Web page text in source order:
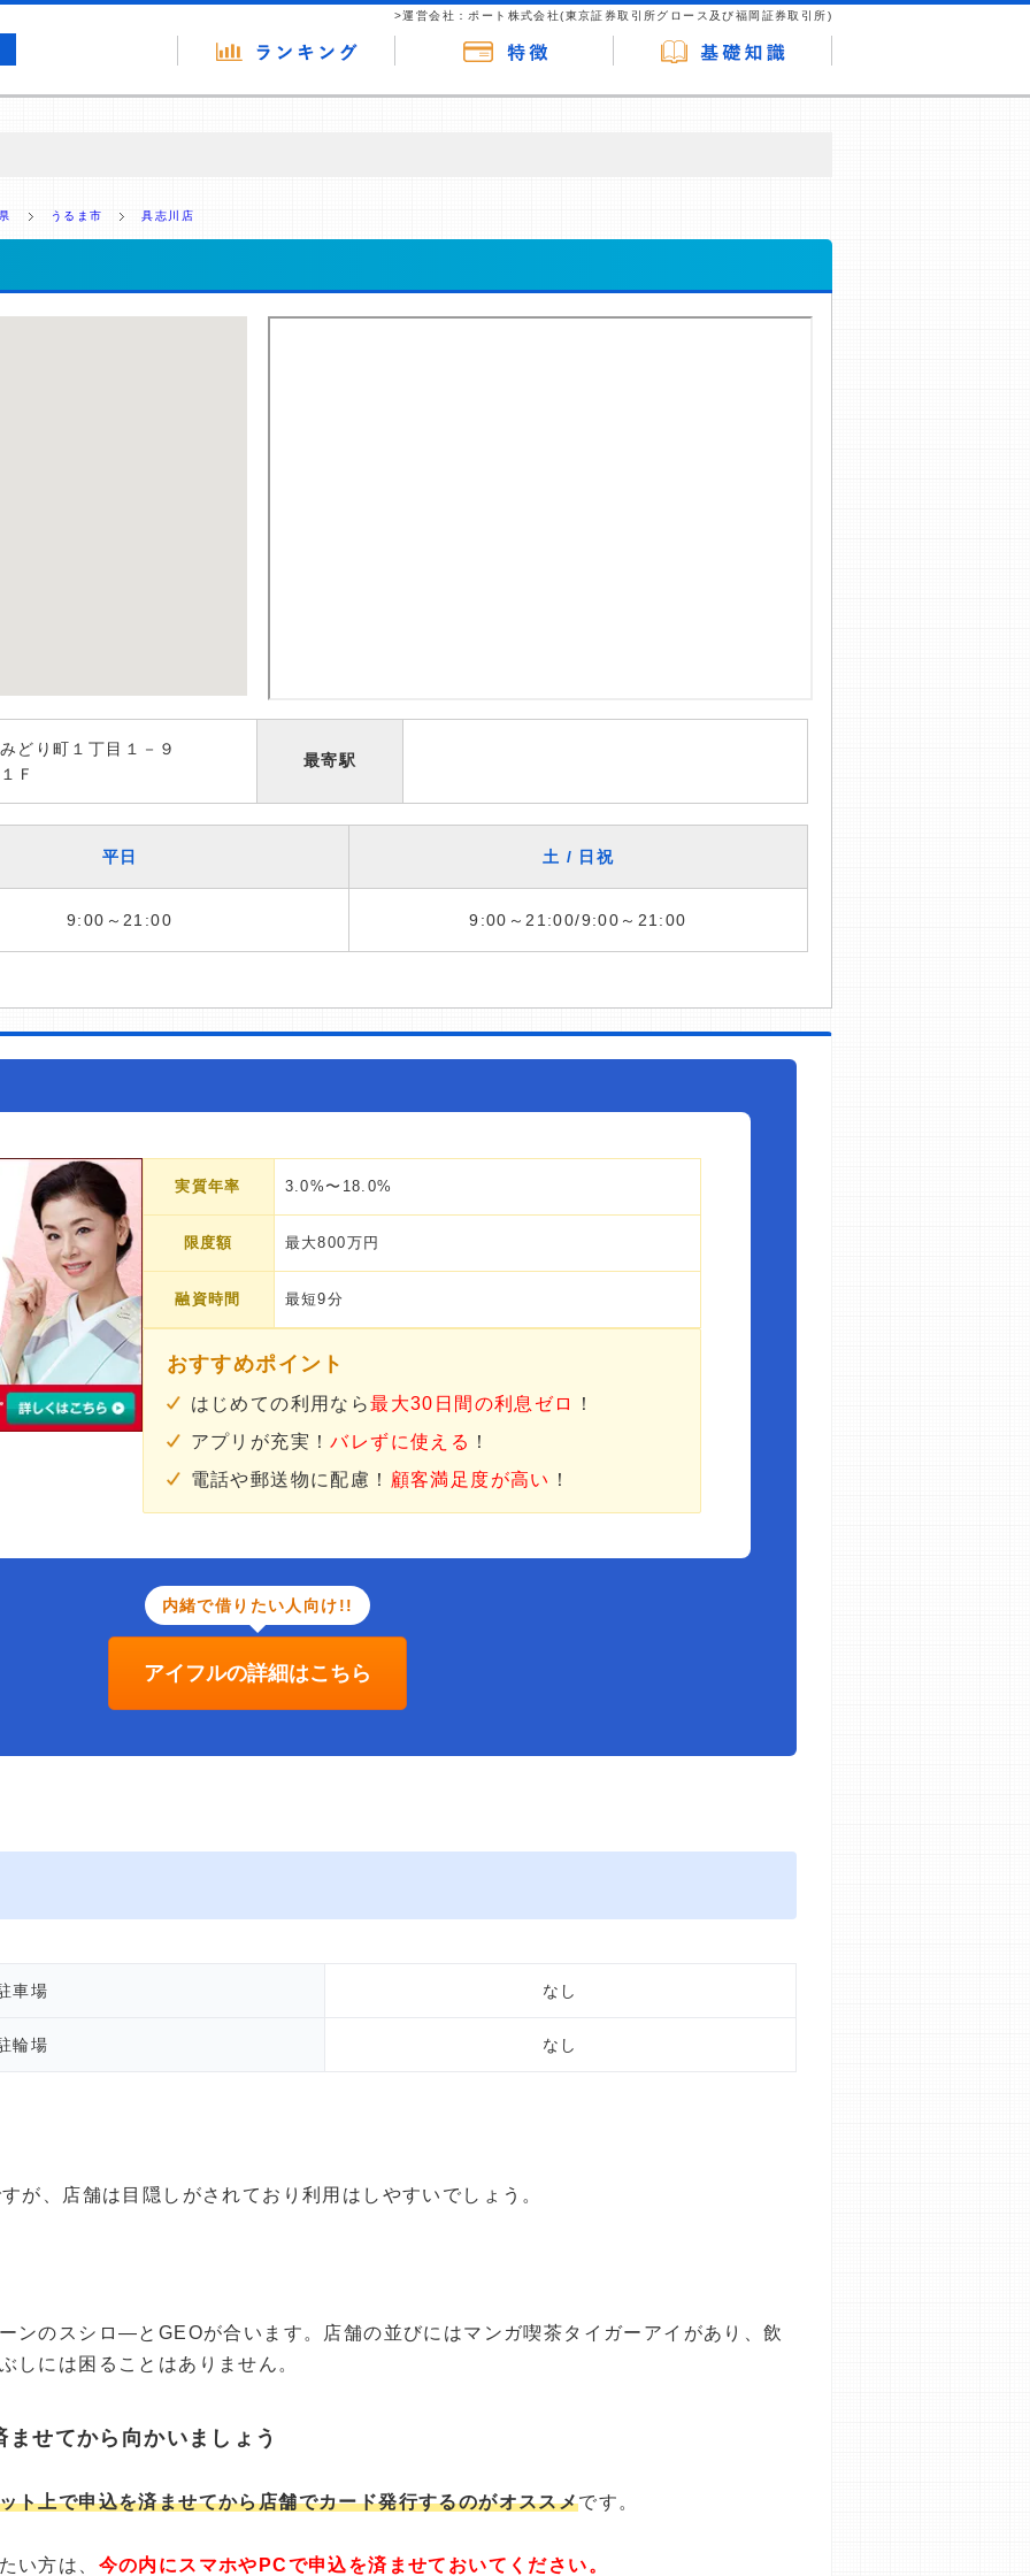
>運営会社：ポート株式会社(東京証券取引所グロース及び福岡証券取引所)
供を行っています。
うるま市 具志川店
どり町１丁目１－９
Ｆ
最寄駅
平日 土 / 日祝
9:00～21:00 9:00～21:00/9:00～21:00
実質年率 3.0%〜18.0%
限度額 最大800万円
融資時間 最短9分
おすすめポイント
はじめての利用なら最大30日間の利息ゼロ
！
アプリが充実！バレずに使える ！
電話や郵送物に配慮！ 顧客満足度が高い ！
内緒で借りたい人向け!!
アイフルの詳細はこちら
車場 なし
輪場 なし
が、店舗は目隠しがされており利用はしやすいでしょう。
ンのスシロ―とGEOが合います。店舗の並びにはマンガ喫茶タイガーアイがあり、飲
しには困ることはありません。
せてから向かいましょう
ト上で申込を済ませてから店舗でカード発行するのがオススメです。
い方は、 今の内にスマホやPCで申込を済ませておいてください。